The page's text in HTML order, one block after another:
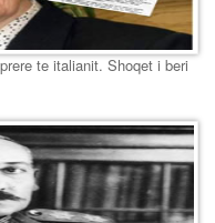
te italianit. Shoqet i beri